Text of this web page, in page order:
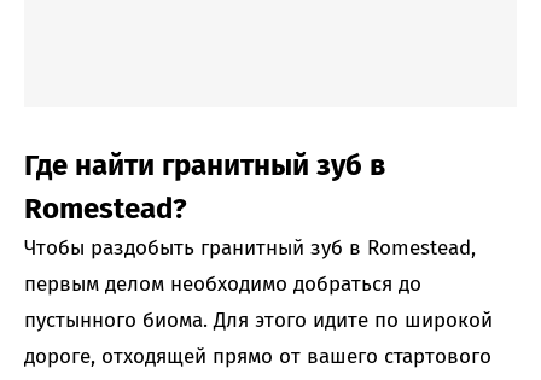
Где найти гранитный зуб в
Romestead?
Чтобы раздобыть гранитный зуб в Romestead,
первым делом необходимо добраться до
пустынного биома. Для этого идите по широкой
дороге, отходящей прямо от вашего стартового